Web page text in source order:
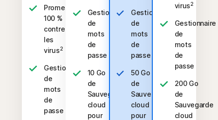
Promesse
100 %
contre
les
virus2
Gestionnaire
de
mots
de
passe
Gestionnaire
de
mots
de
passe
10 Go
de
Sauvegarde
cloud
pour
Gestionnaire
de
mots
de
passe
50 Go
de
Sauvegarde
cloud
pour
virus2
Gestionnaire
de
mots
de
passe
200 Go
de
Sauvegarde
cloud